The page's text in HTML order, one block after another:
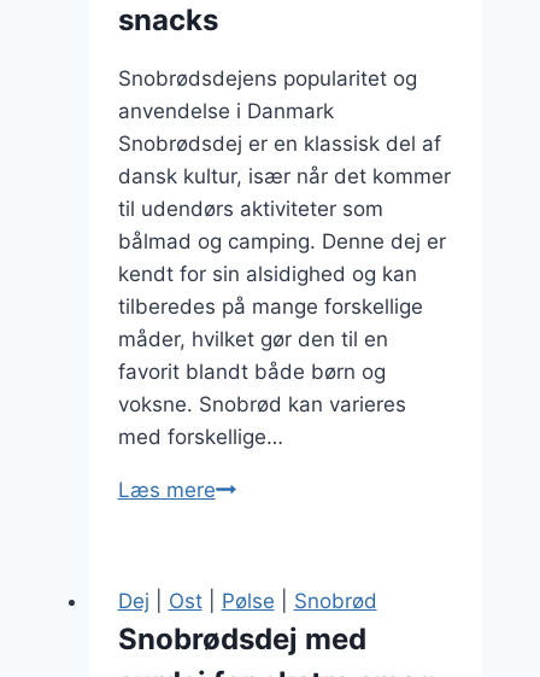
snacks
Snobrødsdejens popularitet og
anvendelse i Danmark
Snobrødsdej er en klassisk del af
dansk kultur, især når det kommer
til udendørs aktiviteter som
bålmad og camping. Denne dej er
kendt for sin alsidighed og kan
tilberedes på mange forskellige
måder, hvilket gør den til en
favorit blandt både børn og
voksne. Snobrød kan varieres
med forskellige…
Læs mereSnobrødsdej
sundere
snacks
Dej Ost| Pølse Snobrød
Snobrødsdej med